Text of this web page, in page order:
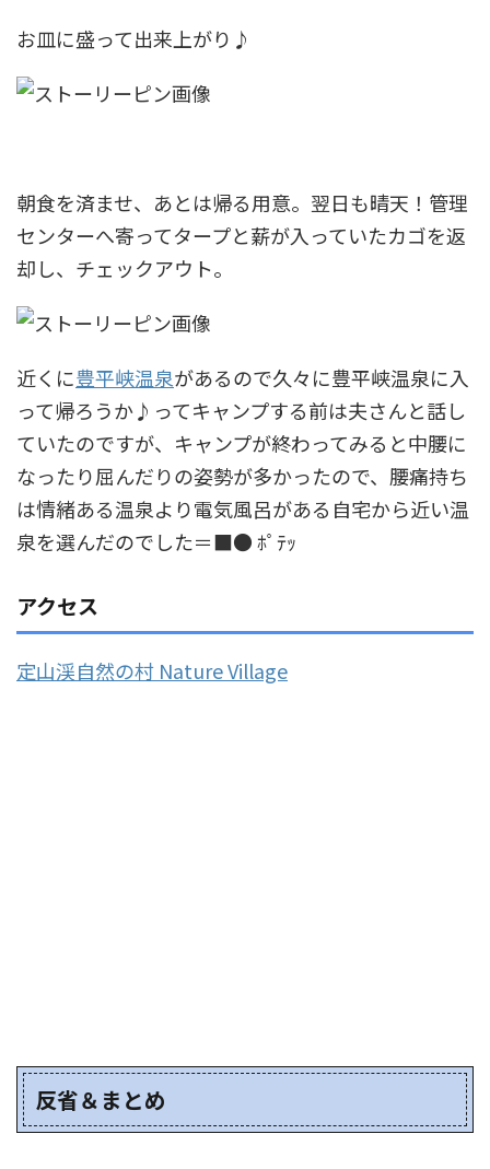
お皿に盛って出来上がり♪
朝食を済ませ、あとは帰る用意。翌日も晴天！管理
センターへ寄ってタープと薪が入っていたカゴを返
却し、チェックアウト。
近くに豊平峡温泉があるので久々に豊平峡温泉に入
って帰ろうか♪ってキャンプする前は夫さんと話し
ていたのですが、キャンプが終わってみると中腰に
なったり屈んだりの姿勢が多かったので、腰痛持ち
は情緒ある温泉より電気風呂がある自宅から近い温
泉を選んだのでした＝■● ﾎﾟﾃｯ
アクセス
定山渓自然の村 Nature Village
反省＆まとめ